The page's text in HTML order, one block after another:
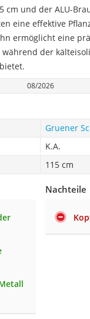
cm und der ALU-
eine effektive
ermöglicht eine
der
08/2026
Gruener
K.A.
115 cm
Nachteile